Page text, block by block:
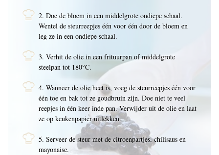
2. Doe de bloem in een middelgrote ondiepe schaal.
Wentel de steurreepjes één voor één door de bloem en
leg ze in een ondiepe schaal.
3. Verhit de olie in een frituurpan of middelgrote
steelpan tot 180°C.
4. Wanneer de olie heet is, voeg de steurreepjes één voor
één toe en bak tot ze goudbruin zijn. Doe niet te veel
reepjes in één keer inde pan. Verwijder uit de olie en laat
ze op keukenpapier uitlekken.
5. Serveer de steur met de citroenpartjes, chilisaus en
mayonaise.